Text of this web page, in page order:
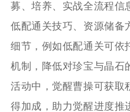
募、培养、实战全流程信
低配通关技巧、资源储备
细节，例如低配通关可依
机制，降低对珍宝与晶石
活动中，觉醒曹操可获取
得加成，助力觉醒进度推